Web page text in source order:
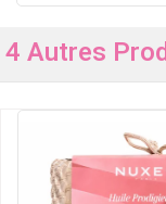
4 Autres